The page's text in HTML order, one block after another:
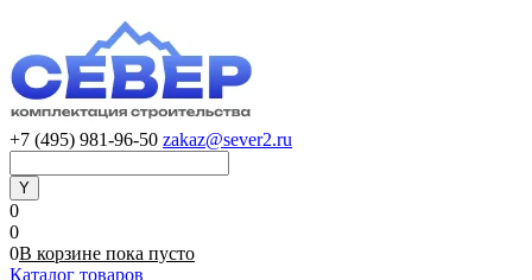
+7 (495) 981-96-50 zakaz@sever2.ru
0
0
0В корзине пока пусто
Каталог товаров